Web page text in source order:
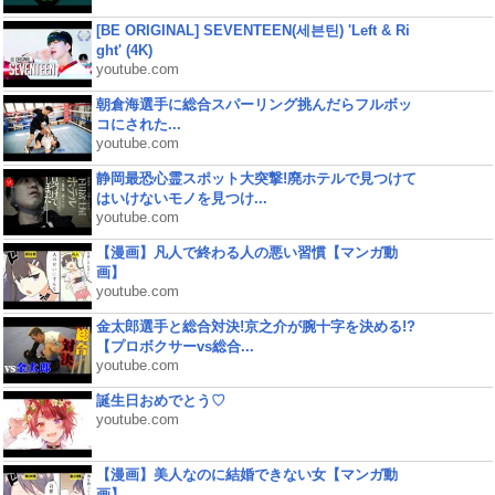
[BE ORIGINAL] SEVENTEEN(세븐틴) 'Left & Ri
ght' (4K)
youtube.com
朝倉海選手に総合スパーリング挑んだらフルボッ
コにされた...
youtube.com
静岡最恐心霊スポット大突撃!廃ホテルで見つけて
はいけないモノを見つけ...
youtube.com
【漫画】凡人で終わる人の悪い習慣【マンガ動
画】
youtube.com
金太郎選手と総合対決!京之介が腕十字を決める!?
【プロボクサーvs総合...
youtube.com
誕生日おめでとう♡
youtube.com
【漫画】美人なのに結婚できない女【マンガ動